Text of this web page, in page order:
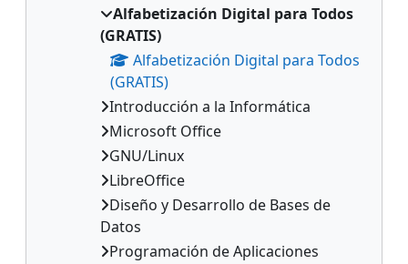
Alfabetización Digital para Todos
(GRATIS)
Alfabetización Digital para Todos
(GRATIS)
Introducción a la Informática
Microsoft Office
GNU/Linux
LibreOffice
Diseño y Desarrollo de Bases de
Datos
Programación de Aplicaciones